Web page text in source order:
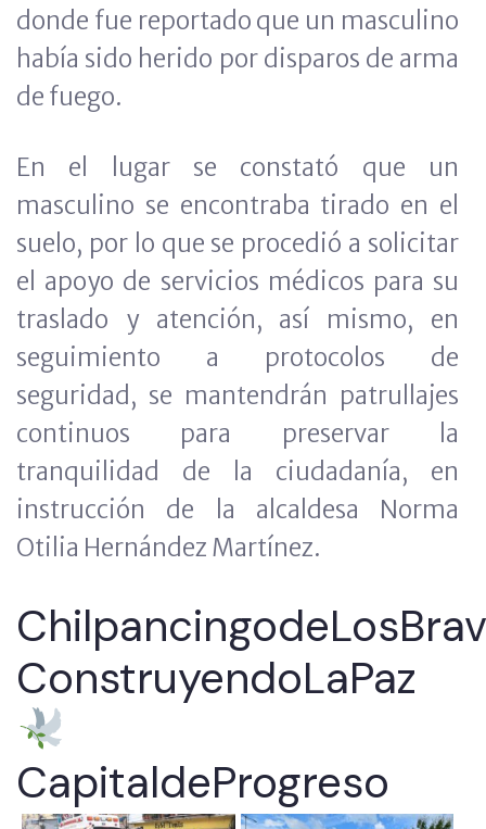
donde fue reportado que un masculino
había sido herido por disparos de arma
de fuego.
En el lugar se constató que un
masculino se encontraba tirado en el
suelo, por lo que se procedió a solicitar
el apoyo de servicios médicos para su
traslado y atención, así mismo, en
seguimiento a protocolos de
seguridad, se mantendrán patrullajes
continuos para preservar la
tranquilidad de la ciudadanía, en
instrucción de la alcaldesa Norma
Otilia Hernández Martínez.
ConstruyendoLaPaz
CapitaldeProgreso